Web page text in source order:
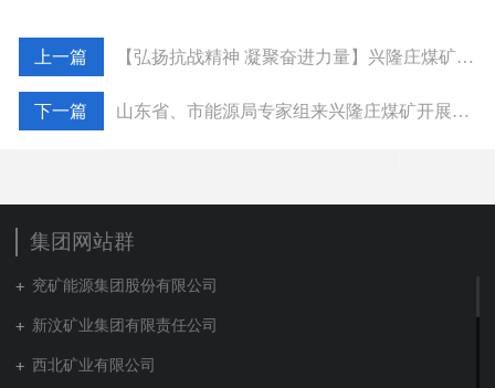
【弘扬抗战精神 凝聚奋进力量】兴隆庄煤矿组织收看纪念中国人民抗日战争暨世界反法西斯战争胜利80周年大会
山东省、市能源局专家组来兴隆庄煤矿开展“嵌入式”安全检查及安全生产“审计式”帮扶
集团网站群
兖矿能源集团股份有限公司
新汶矿业集团有限责任公司
西北矿业有限公司